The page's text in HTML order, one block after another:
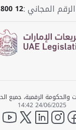
الرقم المجاني :800 12
24/06/2025 14:42
facebook
instagram
LinkedIn
twitter